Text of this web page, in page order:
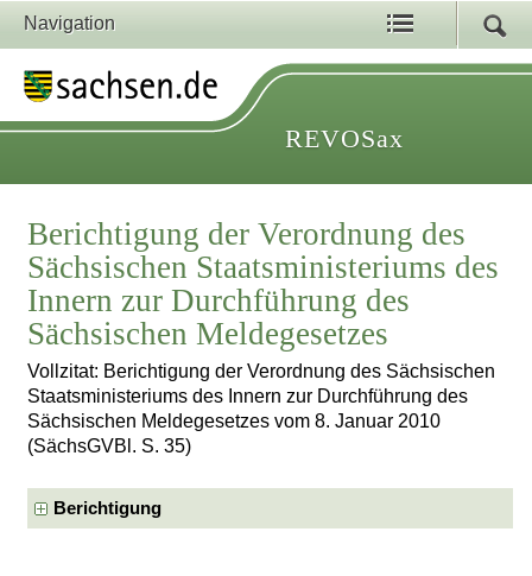
Navigation
REVOSax
Berichtigung der Verordnung des
Sächsischen Staatsministeriums des
Innern zur Durchführung des
Sächsischen Meldegesetzes
Vollzitat: Berichtigung der Verordnung des Sächsischen
Staatsministeriums des Innern zur Durchführung des
Sächsischen Meldegesetzes vom 8. Januar 2010
(SächsGVBl. S. 35)
Berichtigung